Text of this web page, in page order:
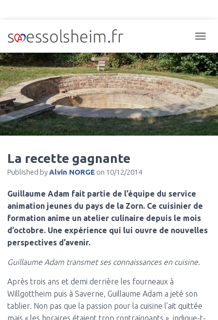
La recette gagnante
Published byAlvin NORGE on 10/12/2014
Guillaume Adam fait partie de l’équipe du service
animation jeunes du pays de la Zorn. Ce cuisinier de
formation anime un atelier culinaire depuis le mois
d’octobre. Une expérience qui lui ouvre de nouvelles
perspectives d’avenir.
Guillaume Adam transmet ses connaissances en cuisine.
Après trois ans et demi derrière les fourneaux à
Willgottheim puis à Saverne, Guillaume Adam a jeté son
tablier. Non pas que la passion pour la cuisine l’ait quittée
mais « les horaires étaient trop contraignants », indique-t-